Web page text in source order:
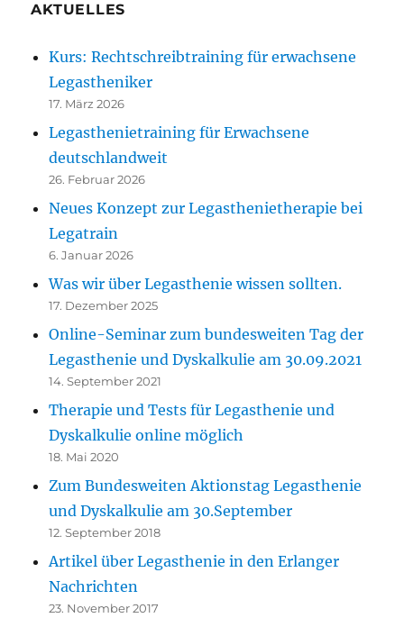
AKTUELLES
Kurs: Rechtschreibtraining für erwachsene
Legastheniker
17. März 2026
Legasthenietraining für Erwachsene
deutschlandweit
26. Februar 2026
Neues Konzept zur Legasthenietherapie bei
Legatrain
6. Januar 2026
Was wir über Legasthenie wissen sollten.
17. Dezember 2025
Online-Seminar zum bundesweiten Tag der
Legasthenie und Dyskalkulie am 30.09.2021
14. September 2021
Therapie und Tests für Legasthenie und
Dyskalkulie online möglich
18. Mai 2020
Zum Bundesweiten Aktionstag Legasthenie
und Dyskalkulie am 30.September
12. September 2018
Artikel über Legasthenie in den Erlanger
Nachrichten
23. November 2017